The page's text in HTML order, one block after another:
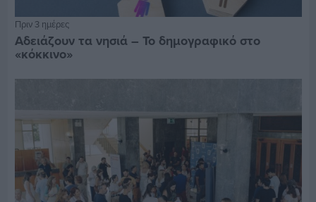
Πριν 3 ημέρες
Αδειάζουν τα νησιά – Το δημογραφικό στο
«κόκκινο»